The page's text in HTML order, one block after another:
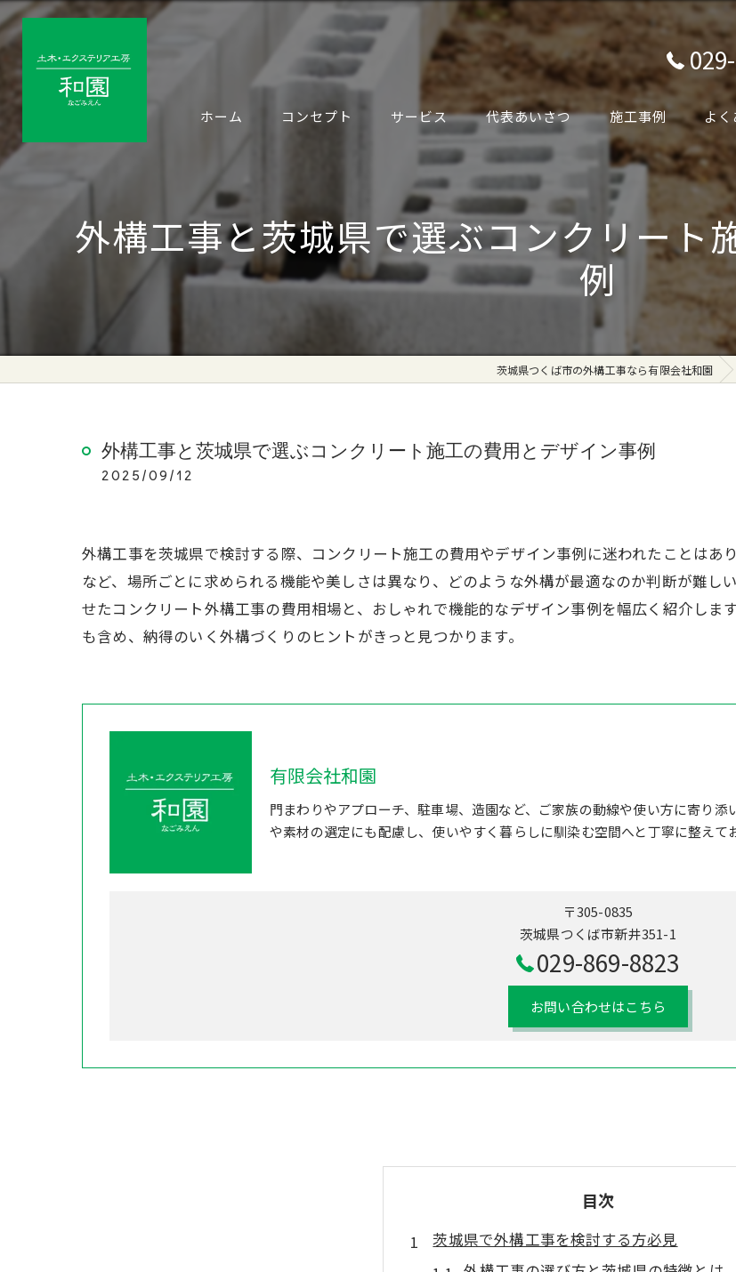
ホーム コンセプト サービス 代表あいさつ 施工事例 よく
外構工事と茨城県で選ぶコンクリート
例
茨城県つくば市の外構工事なら有限会社和園
外構工事と茨城県で選ぶコンクリート施工の費用とデザイン事例
2025/09/12
外構工事を茨城県で検討する際、コンクリート施工の費用やデザイン事例に迷われたことはあ
など、場所ごとに求められる機能や美しさは異なり、どのような外構が最適なのか判断が難し
せたコンクリート外構工事の費用相場と、おしゃれで機能的なデザイン事例を幅広く紹介しま
も含め、納得のいく外構づくりのヒントがきっと見つかります。
有限会社和園
門まわりやアプローチ、駐車場、造園など、ご家族の動線や使い方に寄り
や素材の選定にも配慮し、使いやすく暮らしに馴染む空間へと丁寧に整えて
〒305-0835
茨城県つくば市新井351-1
029-869-8823
お問い合わせはこちら
目次
茨城県で外構工事を検討する方必見